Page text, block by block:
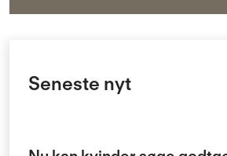
Seneste nyt